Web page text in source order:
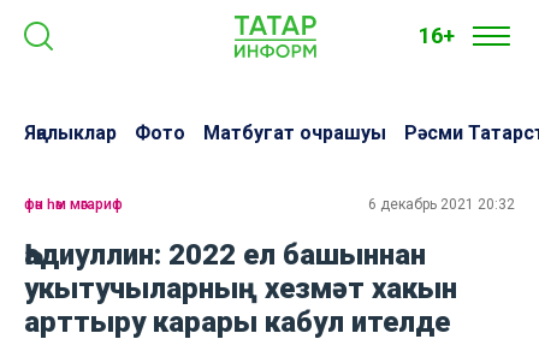
16+
Яңалыклар Фото Матбугат очрашуы Рәсми
фән һәм мәгариф 6 декабрь 2021 20:32
Һадиуллин: 2022 ел башыннан
укытучыларның хезмәт хакын
арттыру карары кабул ителде